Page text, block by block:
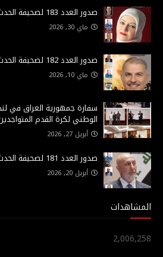
صدور العدد 183 لصحيفة الحدث الاسبوعي من لندن
ماي 30, 2026
صدور العدد 182 لصحيفة الحدث الاسبوعي من لندن
ماي 10, 2026
سفارة جمهورية العراق في
الوطني لكرة القدم
أبريل 27, 2026
صدور العدد 181 لصحيفة الحدث الاسبوعي من لندن
أبريل 20, 2026
المشاهدات
2,006,258